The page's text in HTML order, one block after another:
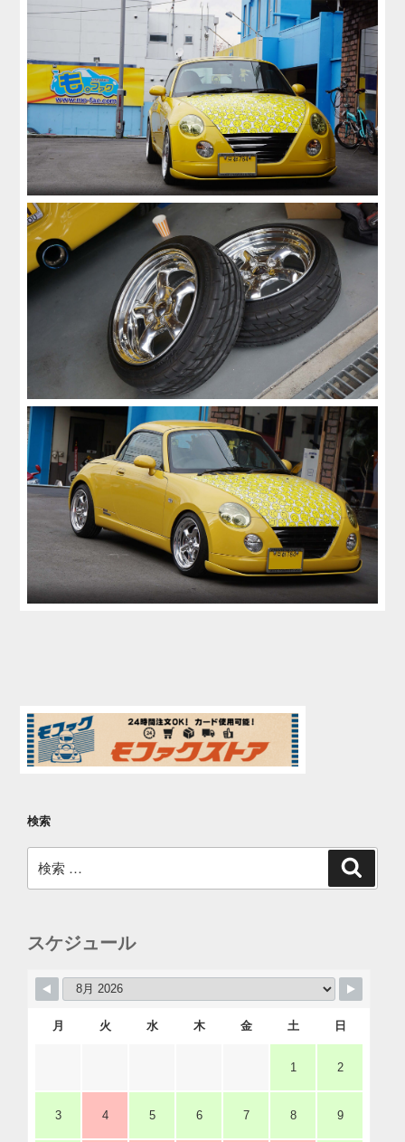
検索
索:
スケジュール
月 火 水 木 金 土 日
1 2
3 4 5 6 7 8 9